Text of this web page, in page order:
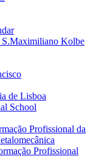
S.Maximiliano Kolbe
de Lisboa
School
Profissional da
Profissional